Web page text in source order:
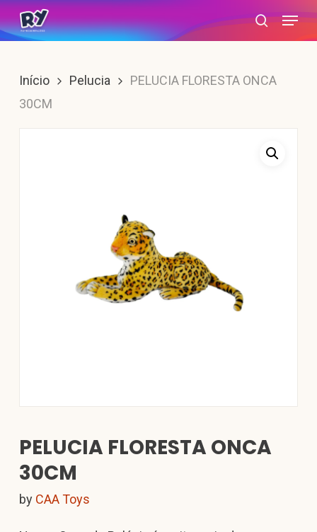
Skip
to
content
search
Menu
Início Pelucia
PELUCIA FLORESTA ONCA
30CM
PELUCIA FLORESTA ONCA
30CM
by CAA Toys